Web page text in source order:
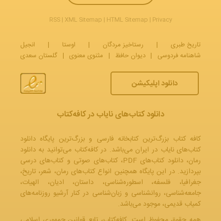
علم، سیاست، هنر، اخلاق و حتی زندگی روزمره انسان داشته است.
این دسته از کافه‌کتاب به کاربران کمک می‌کند تا با این میراث عظیم
چرا مطالعه فلسفه اهمیت
دارد؟
فلسفه تنها درباره پاسخ‌ها نیست؛ بیشتر درباره پرسش‌های درست
است. مطالعه فلسفه به کاربران کمک می‌کند تا:
تفکر انتقادی خود را تقویت کنند
مفروضات ذهنی خود را به چالش بکشند
جهان را عمیق‌تر و دقیق‌تر بفهمند
استدلال منطقی را بیاموزند
اخلاق شخصی و اجتماعی خود را بازاندیشی کنند
ارتباط میان علم، دین، هنر و سیاست را درک کنند
دسته کتاب‌های فلسفه کافه‌کتاب دقیقاً با همین هدف طراحی شده
است: گشودن افق‌های تازه برای اندیشیدن.
RSS| XML Sitemap | HTML Sitemap | Privacy
تاریخ طبری | رستاخیز مردگان | اوستا |
انجیل
شاهنامه فردوسی | دیوان حافظ | مثنوی معنوی | گلستان سعدی
دانلود اپلیکیشن
دانلود کتاب‌های نایاب در کافه‌کتاب
کافه کتاب بزرگ‌ترین کتابخانه فارسی و بزرگ‌ترین پایگاه دانلود
کتاب‌های نایاب در ایران می‌باشد. در کافه‌کتاب می‌توانید به دانلود
رمان، دانلود کتاب‌های PDF، کتاب‌های صوتی و کتاب‌های درسی
بپردازید. در این پایگاه همچنین انواع کتاب‌های رمان، شعر، تاریخ،
جغرافیا، فلسفه، اسطوره‌شناسی، داستان، ادیان، الهیات،
جامعه‌شناسی، روانشناسی و زبان‌شناسی در کنار آرشیو روزنامه‌های
کمیاب قدیمی، موجود می‌باشد.